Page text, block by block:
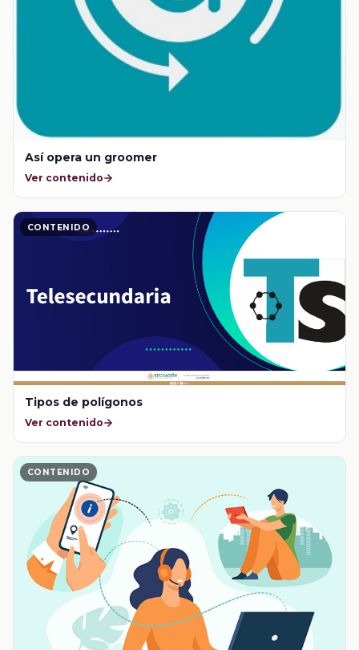
Así opera un groomer
Ver contenido
CONTENIDO
Tipos de polígonos
Ver contenido
CONTENIDO